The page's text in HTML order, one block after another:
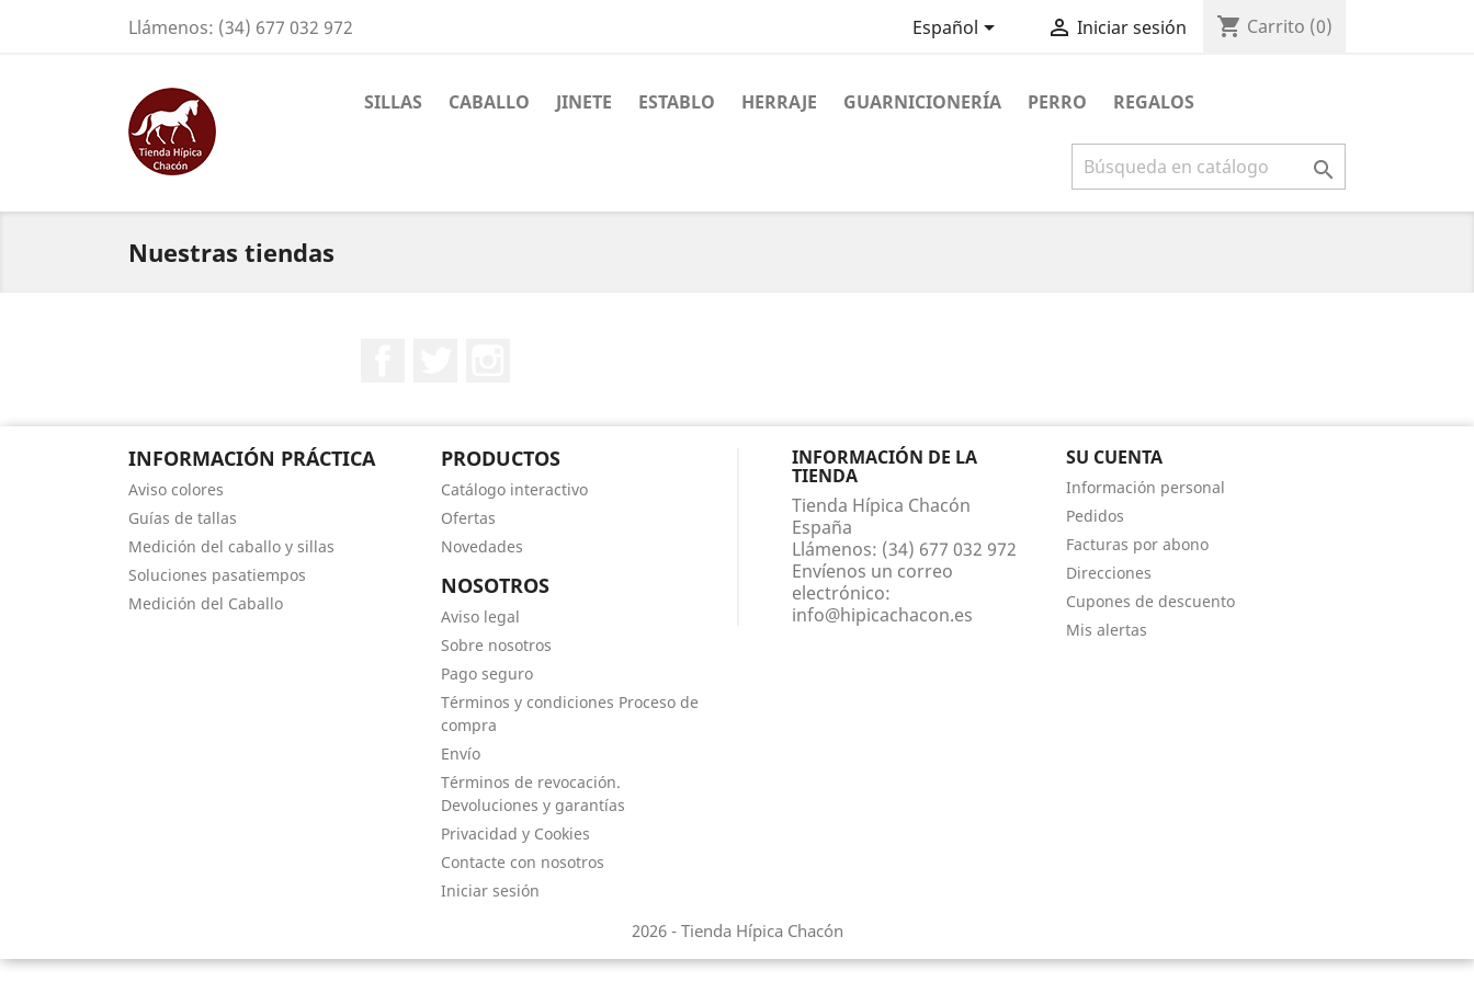
Llámenos: (34) 677 032 972 Español  Iniciar sesión shopping_cart Carrito (0)
SILLAS CABALLO JINETE ESTABLO HERRAJE GUARNICIONERÍA PERRO REGALOS

Nuestras tiendas
INFORMACIÓN PRÁCTICA
Aviso colores
Guías de tallas
Medición del caballo y sillas
Soluciones pasatiempos
Medición del Caballo
PRODUCTOS
Catálogo interactivo
Ofertas
Novedades
NOSOTROS
Aviso legal
Sobre nosotros
Pago seguro
Términos y condiciones Proceso de
compra
Envío
Términos de revocación.
Devoluciones y garantías
Privacidad y Cookies
Contacte con nosotros
Iniciar sesión
INFORMACIÓN DE LA
TIENDA
Tienda Hípica Chacón
España
Llámenos: (34) 677 032 972
Envíenos un correo
electrónico:
info@hipicachacon.es
SU CUENTA
Información personal
Pedidos
Facturas por abono
Direcciones
Cupones de descuento
Mis alertas
2026 - Tienda Hípica Chacón